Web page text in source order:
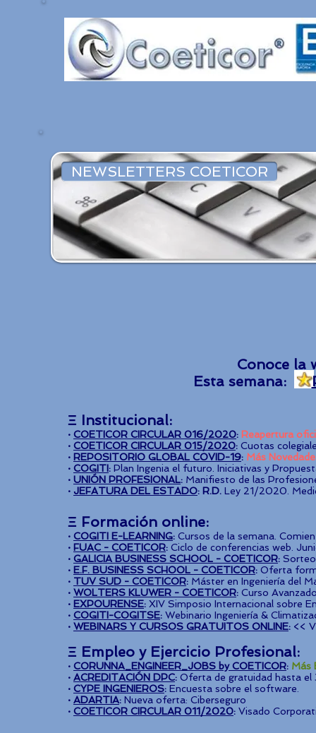
NEWSLETTERS COETICOR
Ξ Institucional:
· COETICOR CIRCULAR 016/2020: Reapertura
· COETICOR CIRCULAR 015/2020: Cuotas
· REPOSITORIO GLOBAL COVID-19: Más
· COGITI: Plan Ingenia el futuro. Iniciativas y
· UNIÓN PROFESIONAL: Manifiesto de las
· JEFATURA DEL ESTADO: R.D. Ley 21/2020.
Ξ Formación online:
· COGITI E-LEARNING: Cursos de la semana.
· FUAC - COETICOR: Ciclo de conferencias web.
· GALICIA BUSINESS SCHOOL - COETICOR:
· E.F. BUSINESS SCHOOL - COETICOR: Oferta
· TUV SUD - COETICOR: Máster en Ingeniería del
· WOLTERS KLUWER - COETICOR: Curso
· EXPOURENSE: XIV Simposio Internacional sobre
· COGITI-COGITSE: Webinario Ingeniería &
· WEBINARS Y CURSOS GRATUITOS ONLINE: <<
Ξ Empleo y Ejercicio Profesional:
· CORUNNA_ENGINEER_JOBS by COETICOR: Más
· ACREDITACIÓN DPC: Oferta de gratuidad hasta el
· CYPE INGENIEROS: Encuesta sobre el software.
· ADARTIA: Nueva oferta: Ciberseguro
· COETICOR CIRCULAR 011/2020: Visado
Conoce la
Esta semana: